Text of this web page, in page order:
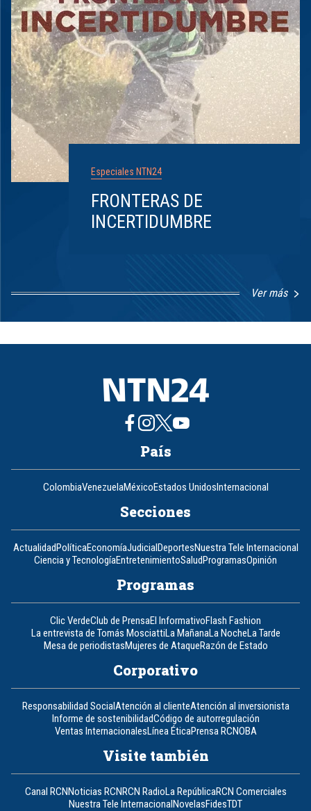
Especiales NTN24
FRONTERAS DE
INCERTIDUMBRE
Ver más
1
8
País
ColombiaVenezuelaMéxicoEstados UnidosInternacional
Secciones
ActualidadPolíticaEconomíaJudicialDeportesNuestra Tele Internacional
Ciencia y TecnologíaEntretenimientoSaludProgramasOpinión
Programas
Clic VerdeClub de PrensaEl InformativoFlash Fashion
La entrevista de Tomás MosciattiLa MañanaLa NocheLa Tarde
Mesa de periodistasMujeres de AtaqueRazón de Estado
Corporativo
Responsabilidad SocialAtención al clienteAtención al inversionista
Informe de sostenibilidadCódigo de autorregulación
Ventas InternacionalesLínea ÉticaPrensa RCNOBA
Visite también
Canal RCNNoticias RCNRCN RadioLa RepúblicaRCN Comerciales
Nuestra Tele InternacionalNovelasFidesTDT